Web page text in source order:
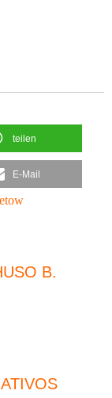
teilen
E-Mail
B.